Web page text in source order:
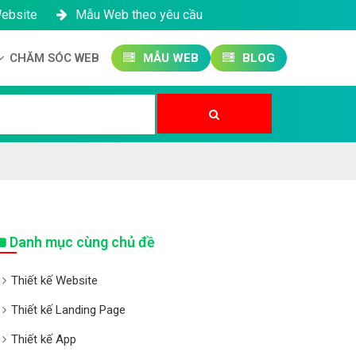
Mẫu Web theo yêu cầu
CHĂM SÓC WEB MẪU WEB BLOG
Danh mục cùng chủ đề
Thiết kế Website
Thiết kế Landing Page
Thiết kế App